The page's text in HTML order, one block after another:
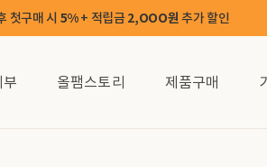
첫구매 시 5%+ 적립금2,OOO원추가 할인
부 올팸스토리 제품구매